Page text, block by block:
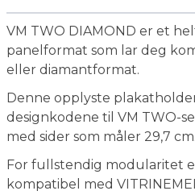
VM TWO DIAMOND er et
panelformat som lar deg
eller diamantformat.
Denne opplyste
designkodene til VM TWO-
med sider som måler 29,7 cm.
For fullstendig modularitet
kompatibel med